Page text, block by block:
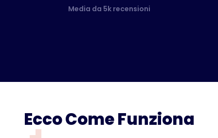
Media da 5k recensioni
Ecco Come Funziona